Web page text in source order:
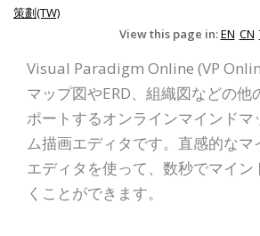
策劃(TW)
View this page in:EN CN
Visual Paradigm Online (VP
マップ図やERD、組織図などの他
ポートするオンラインマインドマ
ム描画エディタです。直感的なマ
エディタを使って、数秒でマイン
くことができます。